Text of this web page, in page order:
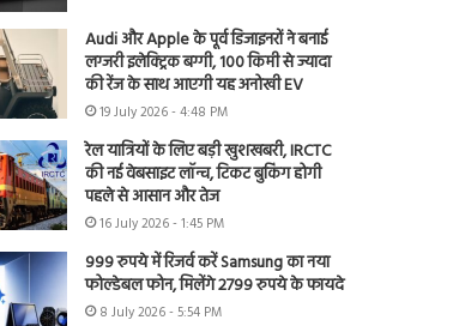
Audi और Apple के पूर्व डिजाइनरों ने बनाई
लग्जरी इलेक्ट्रिक बग्गी, 100 किमी से ज्यादा
की रेंज के साथ आएगी यह अनोखी EV
19 July 2026 - 4:48 PM
रेल यात्रियों के लिए बड़ी खुशखबरी, IRCTC
की नई वेबसाइट लॉन्च, टिकट बुकिंग होगी
पहले से आसान और तेज
16 July 2026 - 1:45 PM
999 रुपये में रिजर्व करें Samsung का नया
फोल्डेबल फोन, मिलेंगे 2799 रुपये के फायदे
8 July 2026 - 5:54 PM